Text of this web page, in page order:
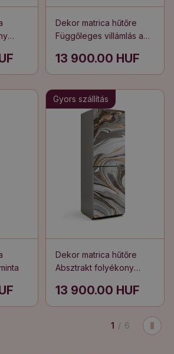
Dekor matrica hűtőre
Függőleges villámlás a
13 900.00 HUF
Gyors szállítás
Dekor matrica hűtőre
Absztrakt folyékony
13 900.00 HUF
1 / 6